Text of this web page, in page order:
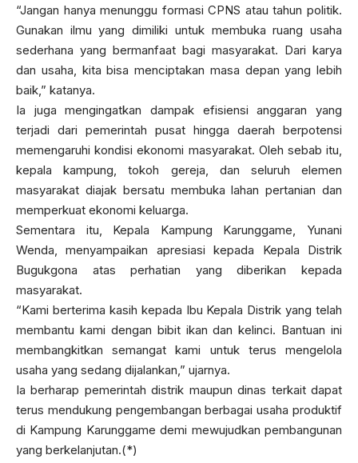
“Jangan hanya menunggu formasi CPNS atau tahun politik.
Gunakan ilmu yang dimiliki untuk membuka ruang usaha
sederhana yang bermanfaat bagi masyarakat. Dari karya
dan usaha, kita bisa menciptakan masa depan yang lebih
baik,” katanya.
Ia juga mengingatkan dampak efisiensi anggaran yang
terjadi dari pemerintah pusat hingga daerah berpotensi
memengaruhi kondisi ekonomi masyarakat. Oleh sebab itu,
kepala kampung, tokoh gereja, dan seluruh elemen
masyarakat diajak bersatu membuka lahan pertanian dan
memperkuat ekonomi keluarga.
Sementara itu, Kepala Kampung Karunggame, Yunani
Wenda, menyampaikan apresiasi kepada Kepala Distrik
Bugukgona atas perhatian yang diberikan kepada
masyarakat.
“Kami berterima kasih kepada Ibu Kepala Distrik yang telah
membantu kami dengan bibit ikan dan kelinci. Bantuan ini
membangkitkan semangat kami untuk terus mengelola
usaha yang sedang dijalankan,” ujarnya.
Ia berharap pemerintah distrik maupun dinas terkait dapat
terus mendukung pengembangan berbagai usaha produktif
di Kampung Karunggame demi mewujudkan pembangunan
yang berkelanjutan.(*)